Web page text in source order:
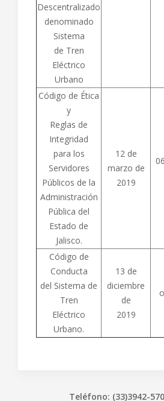
Descentralizado
denominado
Sistema
de Tren
Eléctrico
Urbano
Código de Ética
y
Reglas de
Integridad
para los
Servidores
Públicos de la
Administración
Pública del
Estado de
Jalisco.
12 de
marzo de
2019
Código de
Conducta
del Sistema de
Tren
Eléctrico
Urbano.
13 de
diciembre
de
2019
Teléfono: (33)3942-